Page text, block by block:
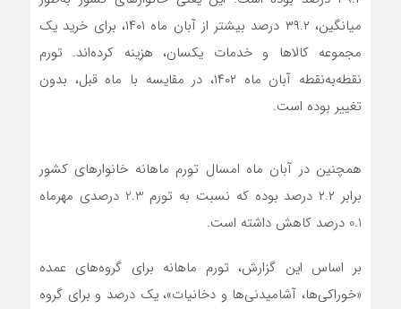
میانگین، ۳۹.۲ درصد بیشتر از آبان ماه ۱۴۰۱، برای خرید یک
مجموعه کالاها و خدمات یکسان، هزینه کرده‌اند. تورم
نقطه‌به‌نقطه آبان ماه ۱۴۰۲، در مقایسه با ماه قبل، بدون
تغییر بوده است.
همچنین در آبان ماه امسال تورم ماهانه خانوارهای کشور
برابر ۲.۲ درصد بوده که نسبت به تورم 2.3 درصدی مهرماه
0.1 درصد کاهش داشته است.
بر اساس این گزارش، تورم ماهانه برای گروه‌های عمده
«خوراکی‌ها، آشامیدنی‌ها و دخانیات»، یک درصد و برای گروه